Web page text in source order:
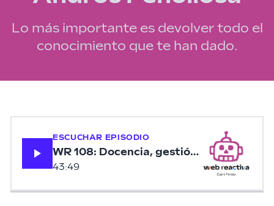
Lo más importante es devolver todo el
conocimiento que te han dado.
ESCUCHAR EPISODIO
WR 108: Docencia, gestión de equipos
43:49